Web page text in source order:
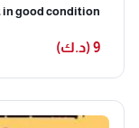
in good condition
9 (د.ك)